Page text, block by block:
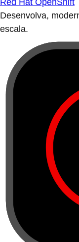
Red Hat OpenShift
Desenvolva,
escala.